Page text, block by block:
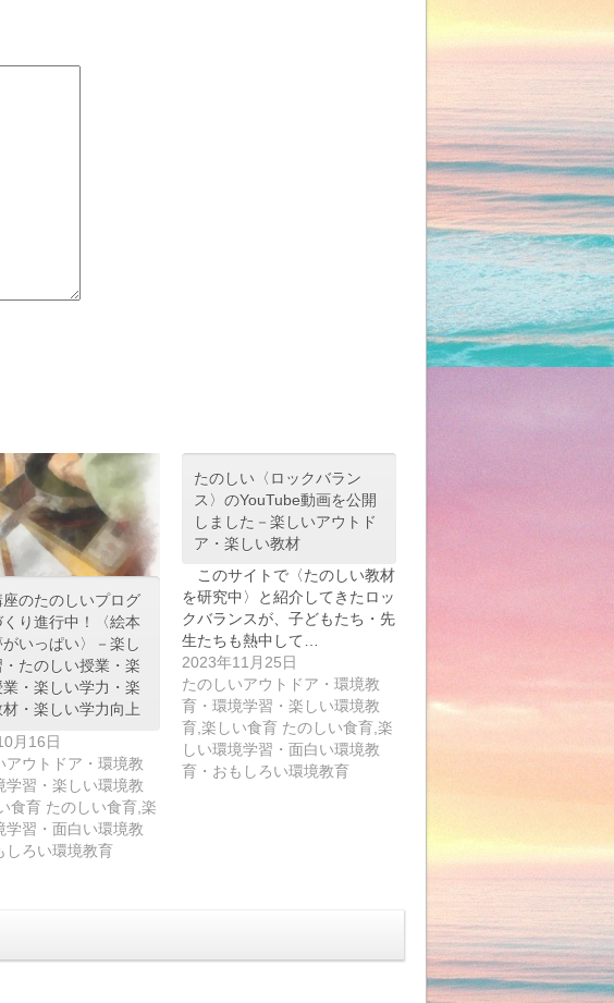
のたのしいプログ
くり進行中！〈絵本
がいっぱい〉－楽し
・たのしい授業・楽
業・楽しい学力・楽
材・楽しい学力向上
月16日
アウトドア・環境教
学習・楽しい環境教
食育 たのしい食育,楽
学習・面白い環境教
しろい環境教育
たのしい〈ロックバラン
ス〉のYouTube動画を公開
しました－楽しいアウトド
ア・楽しい教材
このサイトで〈たのしい教材
を研究中〉と紹介してきたロッ
クバランスが、子どもたち・先
生たちも熱中して…
2023年11月25日
たのしいアウトドア・環境教
育・環境学習・楽しい環境教
育,楽しい食育 たのしい食育,楽
しい環境学習・面白い環境教
育・おもしろい環境教育